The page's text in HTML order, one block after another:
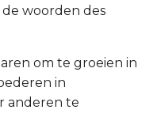
woorden des
om te groeien in
in
anderen te